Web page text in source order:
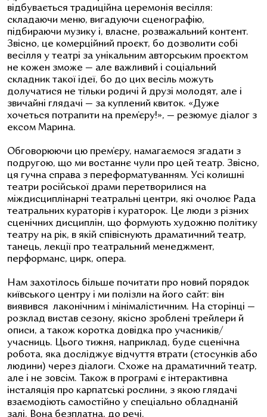
відбувається традиційна церемонія весілля:
складаючи меню, вигадуючи сценографію,
підбираючи музику і, власне, розважальний контент.
Звісно, це комерційний проєкт, бо дозволити собі
весілля у театрі за унікальним авторським проєктом
не кожен зможе — але важливий і соціальний
складник такої ідеї, бо до цих весіль можуть
долучатися не тільки родичі й друзі молодят, але і
звичайні глядачі — за куплений квиток. «Дуже
хочеться потрапити на прем’єру!», — резюмує діалог з
ексом Марина.
Обговорюючи цю прем’єру, намагаємося згадати з
подругою, що ми востаннє чули про цей театр. Звісно,
ця гучна справа з переформатуванням. Усі колишні
театри російської драми перетворилися на
міждисциплінарні театральні центри, які очолює Рада
театральних кураторів і кураторок. Це люди з різних
сценічних дисциплін, що формують художню політику
театру на рік, в якій співіснують драматичний театр,
танець, лекції про театральний менеджмент,
перформанс, цирк, опера.
Нам захотілось більше почитати про новий порядок
київського центру і ми полізли на його сайт: він
виявився лаконічним і мінімалістичним. На сторінці —
розклад вистав сезону, якісно зроблені трейлери й
описи, а також коротка довідка про учасників/
учасниць. Цього тижня, наприклад, буде сценічна
робота, яка досліджує відчуття втрати (стосунків або
людини) через діалоги. Схоже на драматичний театр,
але і не зовсім. Також в програмі є інтерактивна
інсталяція про карпатські рослини, з якою глядачі
взаємодіють самостійно у спеціально обладнаній
залі. Вона безплатна, до речі.